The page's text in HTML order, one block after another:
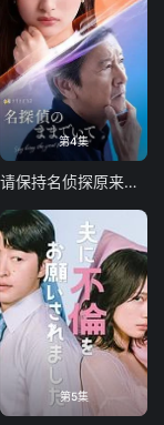
第4集
请保持名侦探原来的样子
第5集